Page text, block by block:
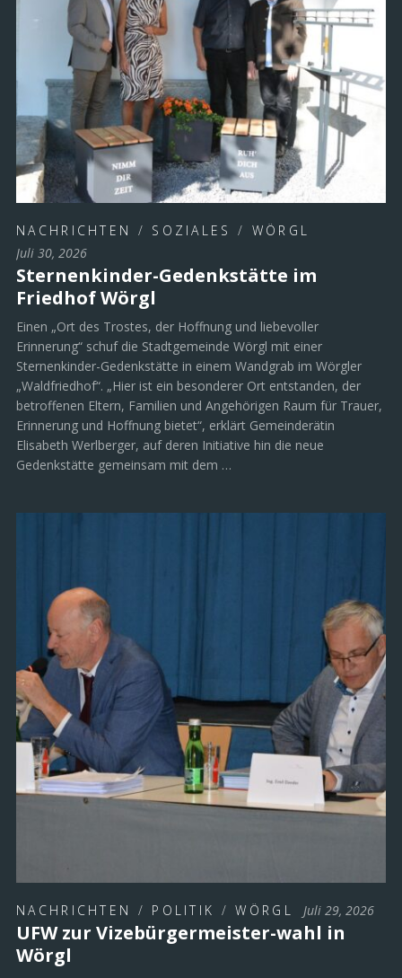
NACHRICHTEN / SOZIALES / WÖRGL
Juli 30, 2026
Sternenkinder-Gedenkstätte im
Friedhof Wörgl
Einen „Ort des Trostes, der Hoffnung und liebevoller
Erinnerung“ schuf die Stadtgemeinde Wörgl mit einer
Sternenkinder-Gedenkstätte in einem Wandgrab im Wörgler
„Waldfriedhof“. „Hier ist ein besonderer Ort entstanden, der
betroffenen Eltern, Familien und Angehörigen Raum für Trauer,
Erinnerung und Hoffnung bietet“, erklärt Gemeinderätin
Elisabeth Werlberger, auf deren Initiative hin die neue
Gedenkstätte gemeinsam mit dem …
NACHRICHTEN / POLITIK /WÖRGL Juli 29, 2026
UFW zur Vizebürgermeister-wahl in
Wörgl